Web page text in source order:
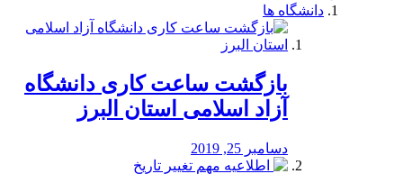
دانشگاه ها
بازگشت ساعت کاری دانشگاه
آزاد اسلامی استان البرز
دسامبر 25, 2019